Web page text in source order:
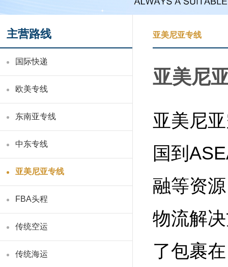
主营路线
国际快递
欧美专线
东南亚专线
中东专线
亚美尼亚专线
FBA头程
传统空运
传统海运
亚美尼亚专线
亚美尼
亚美尼
国到
融等资
物流解
了包裹